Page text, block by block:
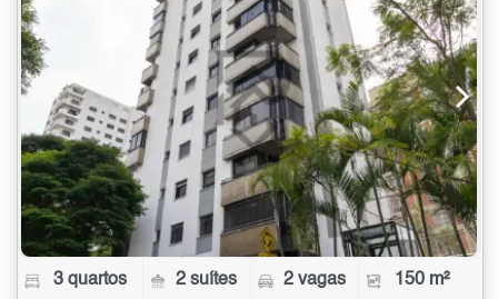
3 quartos 2 suítes 2 vagas 150 m²